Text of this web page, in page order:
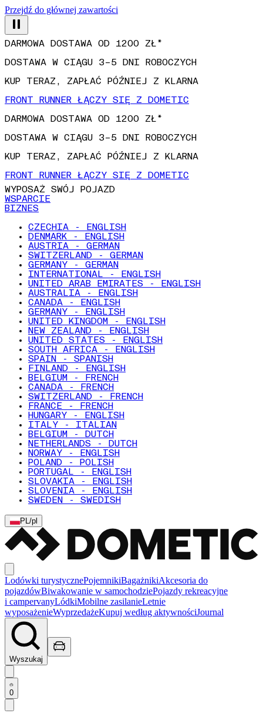
Przejdź do głównej zawartości
DARMOWA DOSTAWA OD 1200 ZŁ*
DOSTAWA W CIĄGU 3–5 DNI ROBOCZYCH
KUP TERAZ, ZAPŁAĆ PÓŹNIEJ Z KLARNA
FRONT RUNNER ŁĄCZY SIĘ Z DOMETIC
DARMOWA DOSTAWA OD 1200 ZŁ*
DOSTAWA W CIĄGU 3–5 DNI ROBOCZYCH
KUP TERAZ, ZAPŁAĆ PÓŹNIEJ Z KLARNA
FRONT RUNNER ŁĄCZY SIĘ Z DOMETIC
WYPOSAŻ SWÓJ POJAZD
WSPARCIE
BIZNES
CZECHIA - ENGLISH
DENMARK - ENGLISH
AUSTRIA - GERMAN
SWITZERLAND - GERMAN
GERMANY - GERMAN
INTERNATIONAL - ENGLISH
UNITED ARAB EMIRATES - ENGLISH
AUSTRALIA - ENGLISH
CANADA - ENGLISH
GERMANY - ENGLISH
UNITED KINGDOM - ENGLISH
NEW ZEALAND - ENGLISH
UNITED STATES - ENGLISH
SOUTH AFRICA - ENGLISH
SPAIN - SPANISH
FINLAND - ENGLISH
BELGIUM - FRENCH
CANADA - FRENCH
SWITZERLAND - FRENCH
FRANCE - FRENCH
HUNGARY - ENGLISH
ITALY - ITALIAN
BELGIUM - DUTCH
NETHERLANDS - DUTCH
NORWAY - ENGLISH
POLAND - POLISH
PORTUGAL - ENGLISH
SLOVAKIA - ENGLISH
SLOVENIA - ENGLISH
SWEDEN - SWEDISH
PL/pl
Lodówki turystycznePojemnikiBagażnikiAkcesoria do
pojazdówBiwakowanie w samochodziePojazdy rekreacyjne
i campervanyLódkiMobilne zasilanieLetnie
wyposażenieWyprzedażeKupuj według aktywnościJournal
Wyszukaj
0